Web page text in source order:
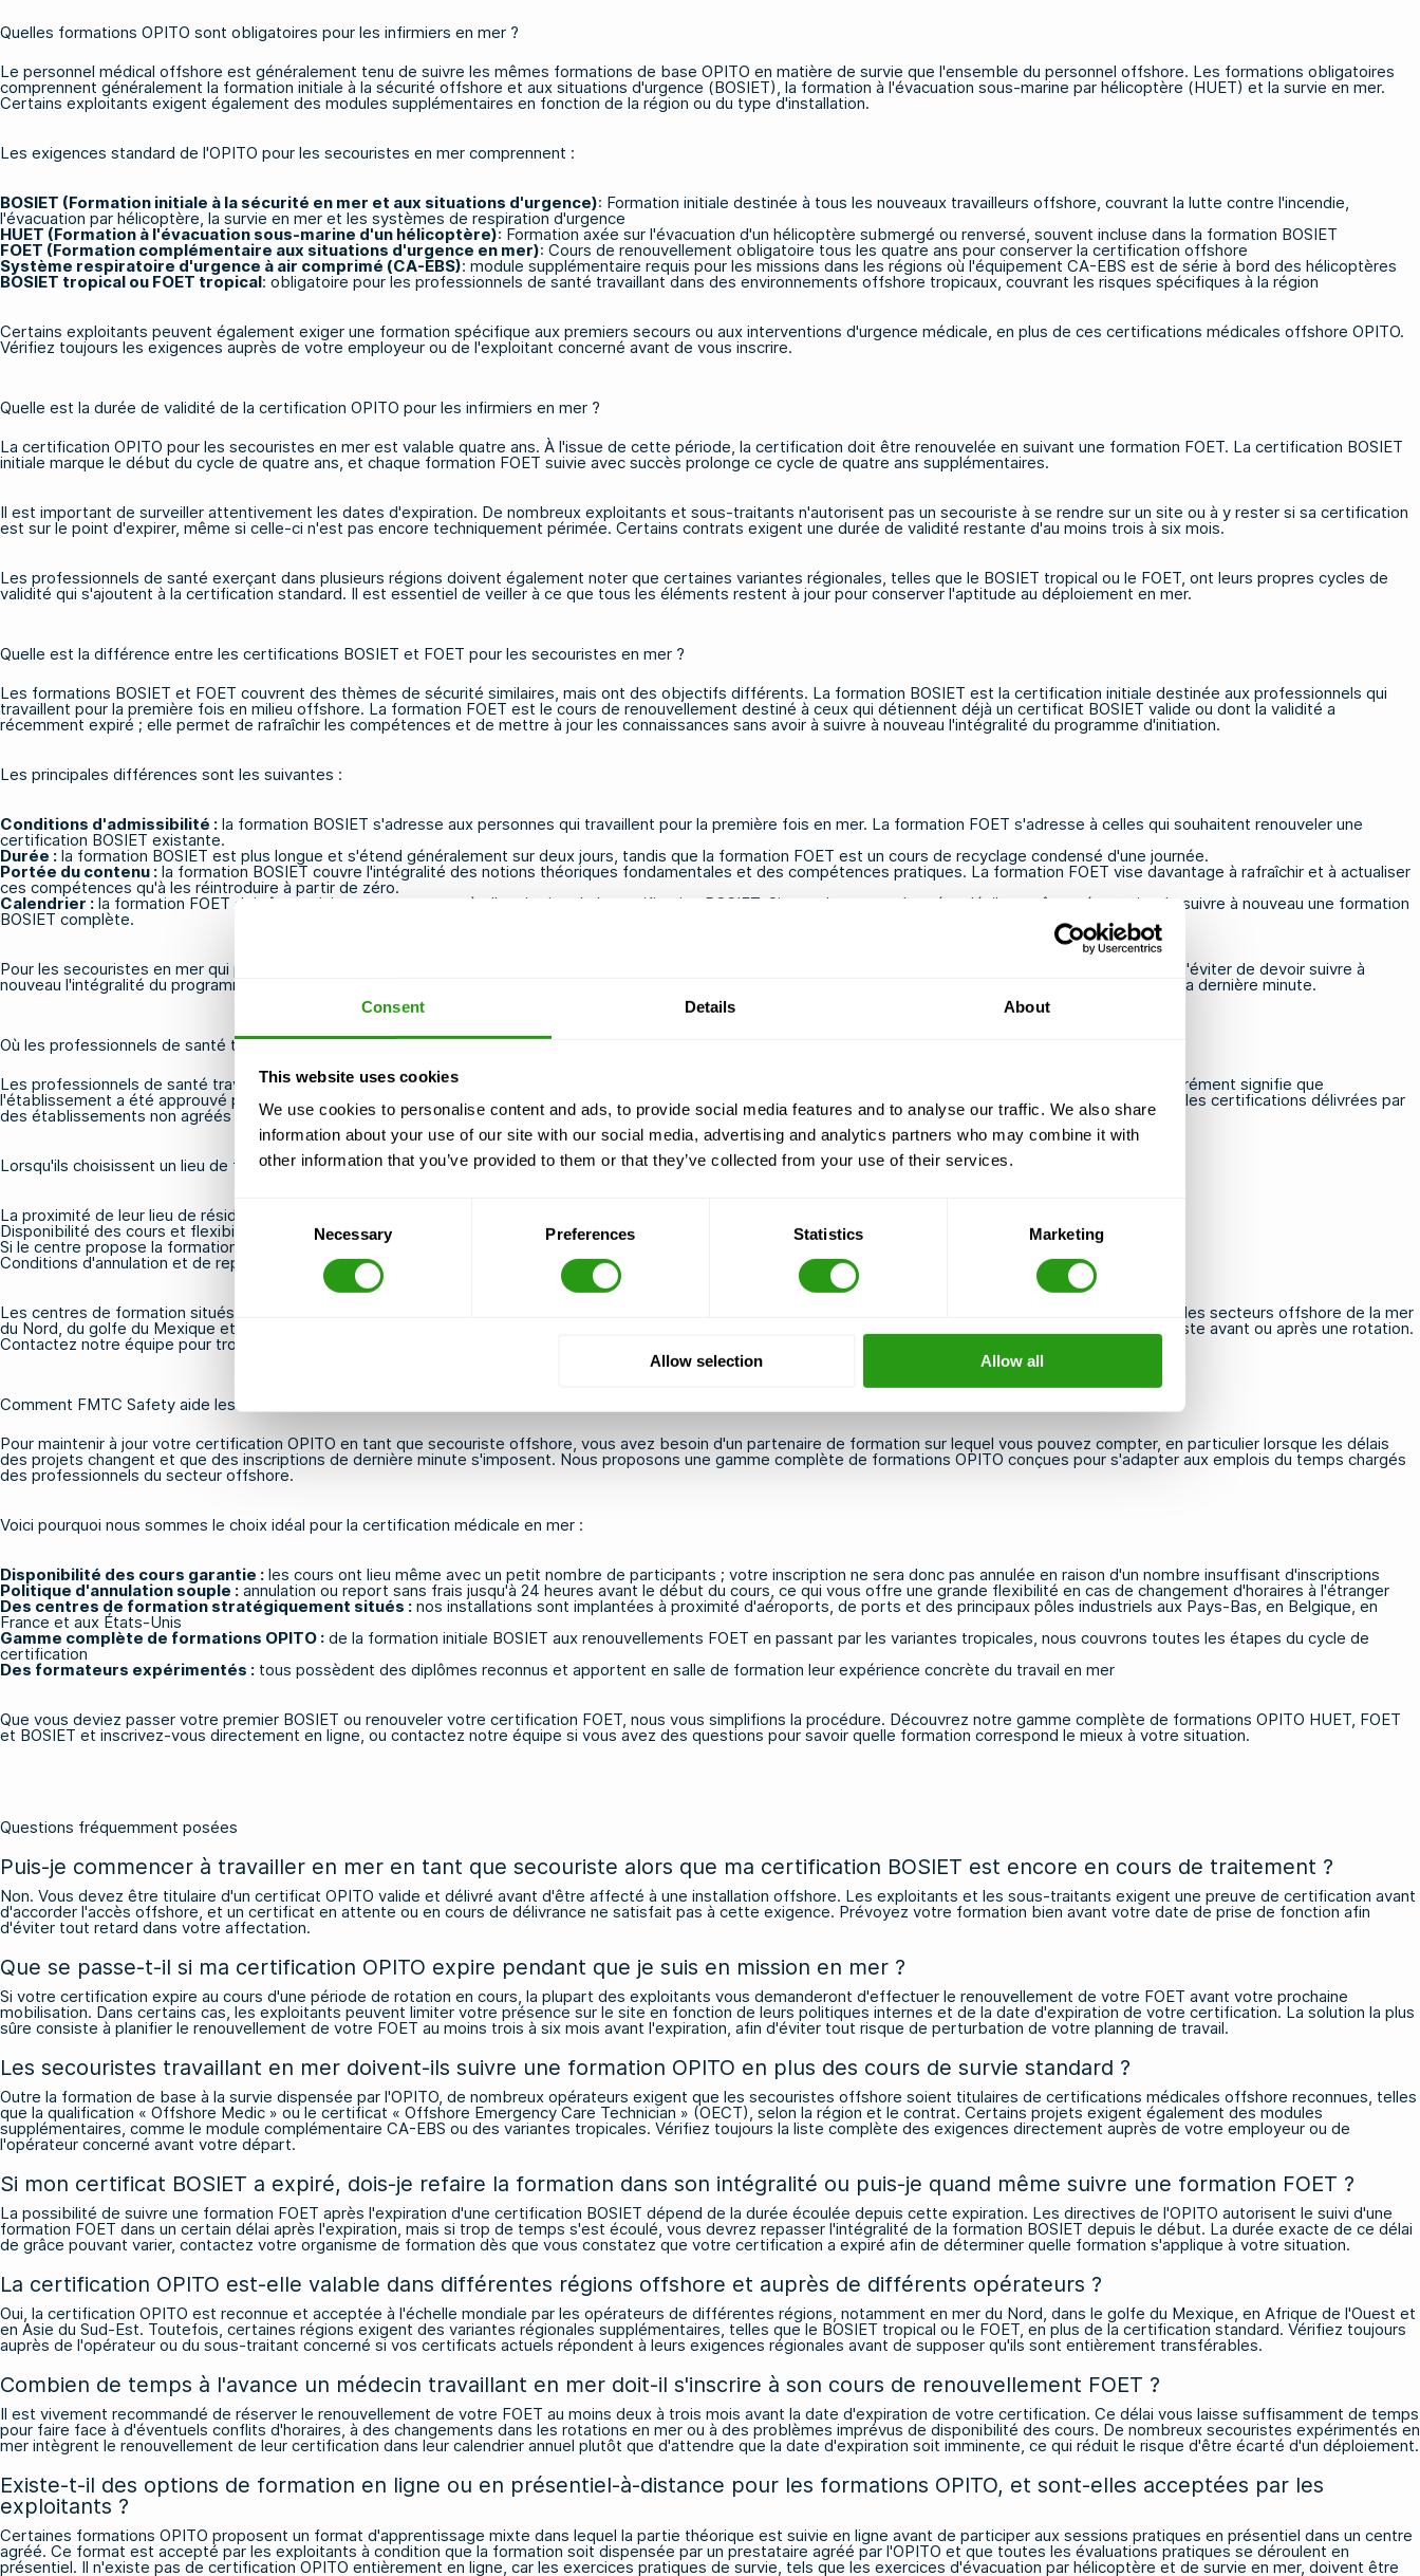
Consent Details About
This website uses cookies
We use cookies to personalise content and ads, to provide social media features and to analyse our traffic. We also share
information about your use of our site with our social media, advertising and analytics partners who may combine it with
other information that you’ve provided to them or that they’ve collected from your use of their services.
Consent
Necessary Preferences Statistics Marketing
Allow selection Allow all
Quelles formations OPITO sont obligatoires pour les infirmiers en mer ?
Le personnel médical offshore est généralement tenu de suivre les mêmes formations de base OPITO en matière de survie que l'ensemble du personnel offshore. Les formations obligatoires
comprennent généralement la formation initiale à la sécurité offshore et aux situations d'urgence (BOSIET), la formation à l'évacuation sous-marine par hélicoptère (HUET) et la survie en mer.
Certains exploitants exigent également des modules supplémentaires en fonction de la région ou du type d'installation.
Les exigences standard de l'OPITO pour les secouristes en mer comprennent :
BOSIET (Formation initiale à la sécurité en mer et aux situations d'urgence): Formation initiale destinée à tous les nouveaux travailleurs offshore, couvrant la lutte contre l'incendie,
l'évacuation par hélicoptère, la survie en mer et les systèmes de respiration d'urgence
HUET (Formation à l'évacuation sous-marine d'un hélicoptère): Formation axée sur l'évacuation d'un hélicoptère submergé ou renversé, souvent incluse dans la formation BOSIET
FOET (Formation complémentaire aux situations d'urgence en mer): Cours de renouvellement obligatoire tous les quatre ans pour conserver la certification offshore
Système respiratoire d'urgence à air comprimé (CA-EBS): module supplémentaire requis pour les missions dans les régions où l'équipement CA-EBS est de série à bord des hélicoptères
BOSIET tropical ou FOET tropical: obligatoire pour les professionnels de santé travaillant dans des environnements offshore tropicaux, couvrant les risques spécifiques à la région
Certains exploitants peuvent également exiger une formation spécifique aux premiers secours ou aux interventions d'urgence médicale, en plus de ces certifications médicales offshore OPITO.
Vérifiez toujours les exigences auprès de votre employeur ou de l'exploitant concerné avant de vous inscrire.
Quelle est la durée de validité de la certification OPITO pour les infirmiers en mer ?
La certification OPITO pour les secouristes en mer est valable quatre ans. À l'issue de cette période, la certification doit être renouvelée en suivant une formation FOET. La certification BOSIET
initiale marque le début du cycle de quatre ans, et chaque formation FOET suivie avec succès prolonge ce cycle de quatre ans supplémentaires.
Il est important de surveiller attentivement les dates d'expiration. De nombreux exploitants et sous-traitants n'autorisent pas un secouriste à se rendre sur un site ou à y rester si sa certification
est sur le point d'expirer, même si celle-ci n'est pas encore techniquement périmée. Certains contrats exigent une durée de validité restante d'au moins trois à six mois.
Les professionnels de santé exerçant dans plusieurs régions doivent également noter que certaines variantes régionales, telles que le BOSIET tropical ou le FOET , ont leurs propres cycles de
validité qui s'ajoutent à la certification standard. Il est essentiel de veiller à ce que tous les éléments restent à jour pour conserver l'aptitude au déploiement en mer.
Quelle est la différence entre les certifications BOSIET et FOET pour les secouristes en mer ?
Les formations BOSIET et FOET couvrent des thèmes de sécurité similaires, mais ont des objectifs différents. La formation BOSIET est la certification initiale destinée aux professionnels qui
travaillent pour la première fois en milieu offshore. La formation FOET est le cours de renouvellement destiné à ceux qui détiennent déjà un certificat BOSIET valide ou dont la validité a
récemment expiré ; elle permet de rafraîchir les compétences et de mettre à jour les connaissances sans avoir à suivre à nouveau l'intégralité du programme d'initiation.
Les principales différences sont les suivantes :
Conditions d'admissibilité : la formation BOSIET s'adresse aux personnes qui travaillent pour la première fois en mer. La formation FOET s'adresse à celles qui souhaitent renouveler une
certification BOSIET existante.
Durée : la formation BOSIET est plus longue et s'étend généralement sur deux jours, tandis que la formation FOET est un cours de recyclage condensé d'une journée.
Portée du contenu : la formation BOSIET couvre l'intégralité des notions théoriques fondamentales et des compétences pratiques. La formation FOET vise davantage à rafraîchir et à actualiser
ces compétences qu'à les réintroduire à partir de zéro.
Calendrier : la formation FOET doit être suivie avant ou peu après l'expiration de la certification BOSIET. Si trop de temps s'est écoulé, il peut être nécessaire de suivre à nouveau une formation
BOSIET complète.
Pour les secouristes en mer qui prévoient de renouveler leur certification, réserver une bien avant la date d'expiration permet d'éviter de devoir suivre à
nouveau l'intégralité du programme BOSIET. La plupart des secouristes expérimentés intègrent ce renouvellement dans leur planning annuel plutôt que d'attendre la dernière minute.
Où les professionnels de santé travaillant en mer peuvent-ils suivre une formation OPITO ?
Les professionnels de santé travaillant en mer peuvent suivre une formation OPITO dans n'importe quel centre de formation OPITO agréé à travers le monde. L'agrément signifie que
l'établissement a été approuvé par l'OPITO pour dispenser ses formations conformément aux normes requises. Il est essentiel de choisir un prestataire agréé, car les certifications délivrées par
des établissements non agréés ne seront pas reconnues par les exploitants ou les sous-traitants.
Lorsqu'ils choisissent un lieu de formation, les secouristes en mer doivent tenir compte des éléments suivants :
La proximité de leur lieu de résidence, de l'aéroport ou du point de départ du projet offshore
Disponibilité des cours et flexibilité des horaires, en particulier pour les renouvellements urgents
Si le centre propose la formation spécifique requise, telle que le BOSIET tropicaloule FOET avec CA-EBS
Conditions d'annulation et de report, qui revêtent une importance particulière lorsque les horaires des liaisons maritimes sont modifiés à la dernière minute
Les centres de formation situés aux Pays-Bas, en Belgique, en France et aux États-Unis sont couramment utilisés par les professionnels de santé travaillant dans les secteurs offshore de la mer
du Nord, du golfe du Mexique et de l'Afrique de l'Ouest. Leur emplacement à proximité des principaux ports ou aéroports facilite la participation à une formation juste avant ou après une rotation.
Contactez notre équipe pour trouver un centre qui corresponde à votre emploi du temps et à votre itinéraire.
Comment FMTC Safety aide les secouristes en mer à conserver leur certification
Pour maintenir à jour votre certification OPITO en tant que secouriste offshore, vous avez besoin d'un partenaire de formation sur lequel vous pouvez compter, en particulier lorsque les délais
des projets changent et que des inscriptions de dernière minute s'imposent. Nous proposons une gamme complète de formations OPITO conçues pour s'adapter aux emplois du temps chargés
des professionnels du secteur offshore.
Voici pourquoi nous sommes le choix idéal pour la certification médicale en mer :
Disponibilité des cours garantie : les cours ont lieu même avec un petit nombre de participants ; votre inscription ne sera donc pas annulée en raison d'un nombre insuffisant d'inscriptions
Politique d'annulation souple : annulation ou report sans frais jusqu'à 24 heures avant le début du cours, ce qui vous offre une grande flexibilité en cas de changement d'horaires à l'étranger
Des centres de formation stratégiquement situés : nos installations sont implantées à proximité d'aéroports, de ports et des principaux pôles industriels aux Pays-Bas, en Belgique, en
France et aux États-Unis
Gamme complète de formations OPITO : de la formation initiale BOSIET aux renouvellements FOET en passant par les variantes tropicales, nous couvrons toutes les étapes du cycle de
certification
Des formateurs expérimentés : tous possèdent des diplômes reconnus et apportent en salle de formation leur expérience concrète du travail en mer
Que vous deviez passer votre premier BOSIET ou renouveler votre certification FOET, nous vous simplifions la procédure. Découvrez notre gamme complète de formations OPITO HUET, FOET
et BOSIET et inscrivez-vous directement en ligne, ou contactez notre équipe si vous avez des questions pour savoir quelle formation correspond le mieux à votre situation.
Questions fréquemment posées
Puis-je commencer à travailler en mer en tant que secouriste alors que ma certification BOSIET est encore en cours de traitement ?
Non. Vous devez être titulaire d'un certificat OPITO valide et délivré avant d'être affecté à une installation offshore. Les exploitants et les sous-traitants exigent une preuve de certification avant
d'accorder l'accès offshore, et un certificat en attente ou en cours de délivrance ne satisfait pas à cette exigence. Prévoyez votre formation bien avant votre date de prise de fonction afin
d'éviter tout retard dans votre affectation.
Que se passe-t-il si ma certification OPITO expire pendant que je suis en mission en mer ?
Si votre certification expire au cours d'une période de rotation en cours, la plupart des exploitants vous demanderont d'effectuer le renouvellement de votre FOET avant votre prochaine
mobilisation. Dans certains cas, les exploitants peuvent limiter votre présence sur le site en fonction de leurs politiques internes et de la date d'expiration de votre certification. La solution la plus
sûre consiste à planifier le renouvellement de votre FOET au moins trois à six mois avant l'expiration, afin d'éviter tout risque de perturbation de votre planning de travail.
Les secouristes travaillant en mer doivent-ils suivre une formation OPITO en plus des cours de survie standard ?
Outre la formation de base à la survie dispensée par l'OPITO, de nombreux opérateurs exigent que les secouristes offshore soient titulaires de certifications médicales offshore reconnues, telles
que la qualification « Offshore Medic » ou le certificat « Offshore Emergency Care Technician » (OECT), selon la région et le contrat. Certains projets exigent également des modules
supplémentaires, comme le module complémentaire CA-EBS ou des variantes tropicales. Vérifiez toujours la liste complète des exigences directement auprès de votre employeur ou de
l'opérateur concerné avant votre départ.
Si mon certificat BOSIET a expiré, dois-je refaire la formation dans son intégralité ou puis-je quand même suivre une formation FOET ?
La possibilité de suivre une formation FOET après l'expiration d'une certification BOSIET dépend de la durée écoulée depuis cette expiration. Les directives de l'OPITO autorisent le suivi d'une
formation FOET dans un certain délai après l'expiration, mais si trop de temps s'est écoulé, vous devrez repasser l'intégralité de la formation BOSIET depuis le début. La durée exacte de ce délai
de grâce pouvant varier, contactez votre organisme de formation dès que vous constatez que votre certification a expiré afin de déterminer quelle formation s'applique à votre situation.
La certification OPITO est-elle valable dans différentes régions offshore et auprès de différents opérateurs ?
Oui, la certification OPITO est reconnue et acceptée à l'échelle mondiale par les opérateurs de différentes régions, notamment en mer du Nord, dans le golfe du Mexique, en Afrique de l'Ouest et
en Asie du Sud-Est. Toutefois, certaines régions exigent des variantes régionales supplémentaires, telles que le BOSIET tropical ou le FOET, en plus de la certification standard. Vérifiez toujours
auprès de l'opérateur ou du sous-traitant concerné si vos certificats actuels répondent à leurs exigences régionales avant de supposer qu'ils sont entièrement transférables.
Combien de temps à l'avance un médecin travaillant en mer doit-il s'inscrire à son cours de renouvellement FOET ?
Il est vivement recommandé de réserver le renouvellement de votre FOET au moins deux à trois mois avant la date d'expiration de votre certification. Ce délai vous laisse suffisamment de temps
pour faire face à d'éventuels conflits d'horaires, à des changements dans les rotations en mer ou à des problèmes imprévus de disponibilité des cours. De nombreux secouristes expérimentés en
mer intègrent le renouvellement de leur certification dans leur calendrier annuel plutôt que d'attendre que la date d'expiration soit imminente, ce qui réduit le risque d'être écarté d'un déploiement.
Existe-t-il des options de formation en ligne ou en présentiel-à-distance pour les formations OPITO, et sont-elles acceptées par les
exploitants ?
Certaines formations OPITO proposent un format d'apprentissage mixte dans lequel la partie théorique est suivie en ligne avant de participer aux sessions pratiques en présentiel dans un centre
agréé. Ce format est accepté par les exploitants à condition que la formation soit dispensée par un prestataire agréé par l'OPITO et que toutes les évaluations pratiques se déroulent en
présentiel. Il n'existe pas de certification OPITO entièrement en ligne, car les exercices pratiques de survie, tels que les exercices d'évacuation par hélicoptère et de survie en mer, doivent être